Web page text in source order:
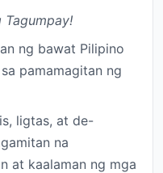
Tagumpay!
ng bawat Pilipino
pamamagitan ng
ligtas, at de-
na
at kaalaman ng mga